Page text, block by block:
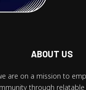
ABOUT US
are on a mission to